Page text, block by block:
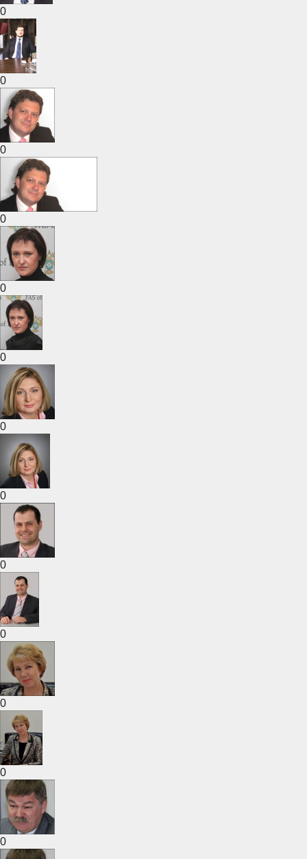
0
0
0
0
0
0
0
0
0
0
0
0
0